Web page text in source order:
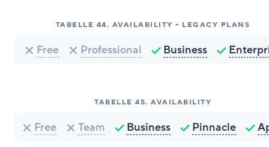
TABELLE 44. AVAILABILITY - LEGACY PLANS
Free Professional Business
TABELLE 45. AVAILABILITY
Free Team Business Pinnacle